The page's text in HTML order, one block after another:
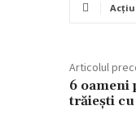
Articolul
6 oameni
trăiești